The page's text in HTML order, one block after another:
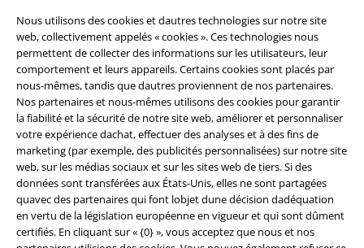
Nous utilisons des cookies et dautres technologies sur notre site
web, collectivement appelés « cookies ». Ces technologies nous
permettent de collecter des informations sur les utilisateurs, leur
comportement et leurs appareils. Certains cookies sont placés par
nous-mêmes, tandis que dautres proviennent de nos partenaires.
Nos partenaires et nous-mêmes utilisons des cookies pour garantir
la fiabilité et la sécurité de notre site web, améliorer et personnaliser
votre expérience dachat, effectuer des analyses et à des fins de
marketing (par exemple, des publicités personnalisées) sur notre site
web, sur les médias sociaux et sur les sites web de tiers. Si des
données sont transférées aux États-Unis, elles ne sont partagées
quavec des partenaires qui font lobjet dune décision dadéquation
en vertu de la législation européenne en vigueur et qui sont dûment
certifiés. En cliquant sur « {0} », vous acceptez que nous et nos
Légal
Conditions générales
Éditeur
Clauses de confidentialité